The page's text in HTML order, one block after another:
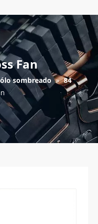
Fan
sombreado » 84